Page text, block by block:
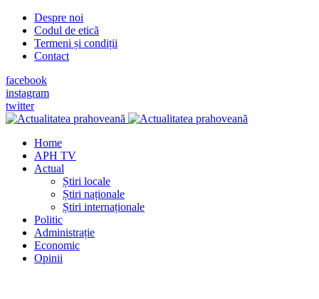
Despre noi
Codul de etică
Termeni și condiții
Contact
facebook
instagram
twitter
Home
APH TV
Actual
Știri locale
Știri naționale
Știri internaționale
Politic
Administrație
Economic
Opinii